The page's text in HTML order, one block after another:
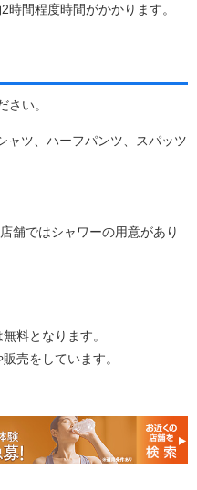
間程度時間がかかります。
さい。
ャツ、ハーフパンツ、スパッツ
舗ではシャワーの用意があり
料となります。
売をしています。